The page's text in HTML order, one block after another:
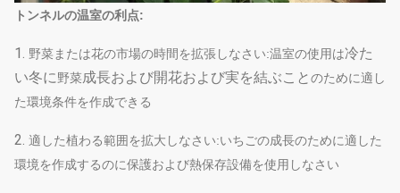
トンネルの温室の利点:
1. 野菜または花の市場の時間を拡張しなさい:温室の使用は冷た
い冬に野菜成長および開花および実を結ぶことのために適し
た環境条件を作成できる
2. 適した植わる範囲を拡大しなさい:いちごの成長のために適した
環境を作成するのに保護および熱保存設備を使用しなさい